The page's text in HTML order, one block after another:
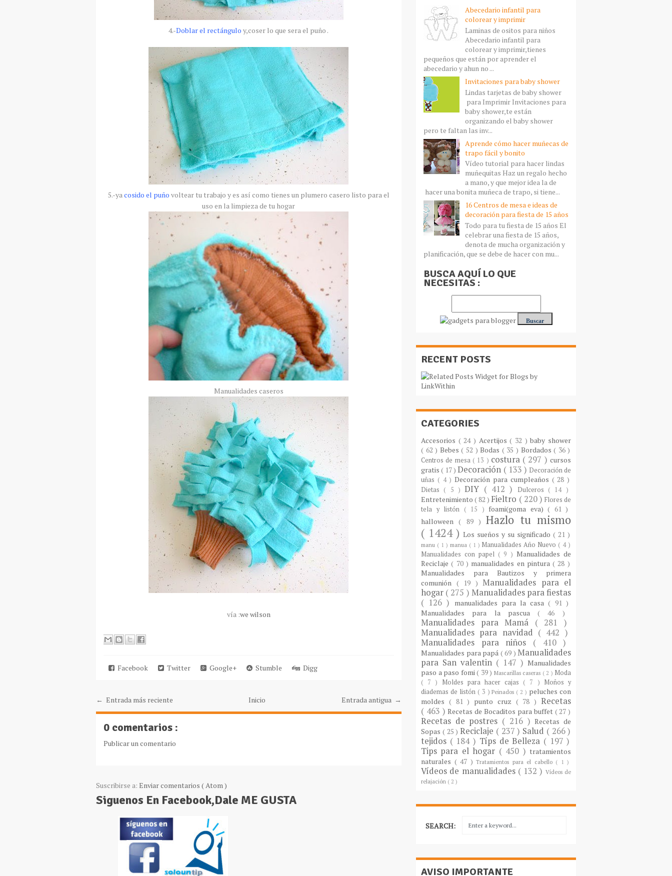
4.-Doblar el rectángulo y,coser lo que sera el puño .
5.-yacosido el puño voltear tu trabajo y es así como tienes un plumero casero listo para el
uso en la limpieza de tu hogar
Manualidades caseros
vía :we wilson
Facebook Twitter Google+ Stumble Digg
← Entrada más reciente Entrada antigua →
Inicio
0 comentarios :
Publicar un comentario
Suscribirse a: Enviar comentarios ( Atom )
Siguenos En Facebook,Dale ME GUSTA
Abecedario infantil para
colorear y imprimir
Laminas de ositos para niños
Abecedario infantil para
colorear y imprimir,tienes
pequeños que están por aprender el
abecedario y ahun no ...
Invitaciones para baby shower
Lindas tarjetas de baby shower
para Imprimir Invitaciones para
baby shower,te están
organizando el baby shower
pero te faltan las inv...
Aprende cómo hacer muñecas de
trapo fácil y bonito
Vídeo tutorial para hacer lindas
muñequitas Haz un regalo hecho
a mano, y que mejor idea la de
hacer una bonita muñeca de trapo, si tiene...
16 Centros de mesa e ideas de
decoración para fiesta de 15 años
Todo para tu fiesta de 15 años El
celebrar una fiesta de 15 años,
denota de mucha organización y
planificación, que se debe de hacer con mu...
BUSCA AQUÍ LO QUE
NECESITAS :
RECENT POSTS
CATEGORIES
Accesorios ( 24 ) Acertijos( 32 )baby shower
( 62 ) Bebes( 52 )Bodas ( 35 ) Bordados( 36 )
Centros de mesa ( 13 ) costura ( 297 )cursos
gratis( 17 )Decoración ( 133 ) Decoración de
uñas ( 4 )Decoración para cumpleaños ( 28 )
Dietas ( 5 )DIY ( 412 ) Dulceros ( 14 )
Entretenimiento( 82 ) Fieltro ( 220 ) Flores de
tela y listón ( 15 ) foami(goma eva)( 61 )
halloween( 89 )Hazlo tu mismo
( 1424 ) Los sueños y su significado ( 21 )
manu ( 1 ) manua ( 1 ) Manualidades Año Nuevo ( 4 )
Manualidades con papel ( 9 )Manualidades de
Reciclaje( 70 ) manualidades en pintura( 28 )
Manualidades para Bautizos y primera
comunión ( 19 ) Manualidades para el
hogar ( 275 ) Manualidades para fiestas
( 126 )
manualidades para la casa( 91 )
Manualidades para la pascua( 46 )
Manualidades para Mamá ( 281 )
Manualidades para navidad ( 442 )
Manualidades para niños ( 410 )
Manualidades para papá ( 69 ) Manualidades
para San valentin ( 147 ) Manualidades
paso a paso fomi( 39 ) Mascarillas caseras ( 2 ) Moda
( 7 ) Moldes para hacer cajas ( 7 ) Moños y
diademas de listón ( 3 )Peinados ( 2 ) peluches con
moldes ( 81 ) punto cruz ( 78 )Recetas
( 463 )Recetas de Bocaditos para buffet ( 27 )
Recetas de postres ( 216 )Recetas de
Sopas ( 25 ) Reciclaje ( 237 ) Salud ( 266 )
tejidos ( 184 ) Típs de Belleza ( 197 )
Tips para el hogar ( 450 )tratamientos
naturales ( 47 )Tratamientos para el cabello ( 1 )
Vídeos de manualidades ( 132 ) Vídeos de
relajación ( 2 )
SEARCH:
AVISO IMPORTANTE